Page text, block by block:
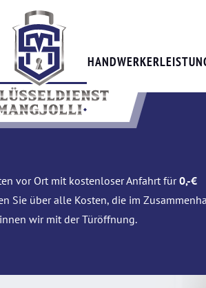
vor Ort mit kostenloser Anfahrt für0,-€
Sie über alle Kosten, die im
wir mit der Türöffnung.